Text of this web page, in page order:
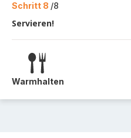
Schritt 8 /8
Servieren!
Warmhalten